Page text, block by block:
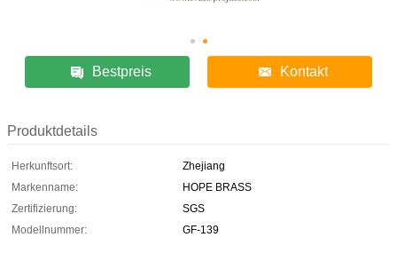
Bestpreis Kontakt
Produktdetails
Herkunftsort:
Zhejiang
Markenname:
HOPE BRASS
Zertifizierung:
SGS
Modellnummer:
GF-139